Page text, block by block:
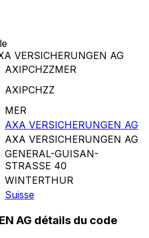
VERSICHERUNGEN AG
AXIPCHZZMER
AXIPCHZZ
MER
AXA VERSICHERUNGEN AG
AXA VERSICHERUNGEN AG
GENERAL-GUISAN-
STRASSE 40
WINTERTHUR
Suisse
AG détails du code